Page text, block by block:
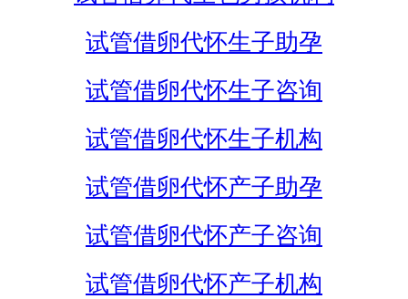
试管借卵代怀生子助孕
试管借卵代怀生子咨询
试管借卵代怀生子机构
试管借卵代怀产子助孕
试管借卵代怀产子咨询
试管借卵代怀产子机构